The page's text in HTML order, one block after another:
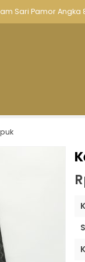
Sari Pamor Angka
Isen Madura
Emas Pamor
Kembang Kacang
Aksesoris